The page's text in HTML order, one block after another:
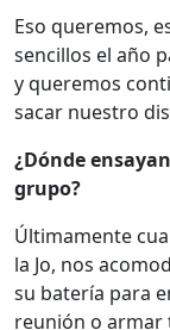
Eso queremos,
sencillos el año
y queremos
sacar nuestro
¿Dónde
grupo?
Últimamente
la Jo, nos
su batería para
reunión o armar